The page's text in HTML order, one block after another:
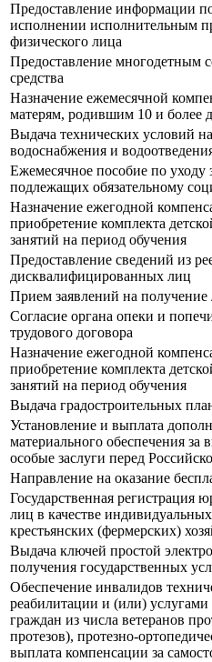
Предоставление информации
исполнении исполнительным
физического лица
Предоставление многодетным
средства
Назначение ежемесячной
матерям, родившим 10 и
Выдача технических условий
водоснабжения и
Ежемесячное пособие по уходу
подлежащих обязательному
Назначение ежегодной
приобретение комплекта
занятий на период обучения
Предоставление сведений из
дисквалифицированных лиц
Прием заявлений на получение
Согласие органа опеки и
трудового договора
Назначение ежегодной
приобретение комплекта
занятий на период обучения
Выдача градостроительных
Установление и выплата
материального обеспечения
особые заслуги перед
Направление на оказание
Государственная регистрация
лиц в качестве
крестьянских (фермерских)
Выдача ключей простой
получения государственных
Обеспечение инвалидов
реабилитации и (или)
граждан из числа ветеранов
протезов), протезно-
выплата компенсации за